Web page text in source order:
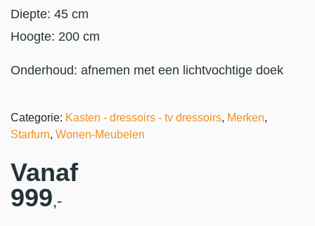
Diepte: 45 cm
Hoogte: 200 cm
Onderhoud: afnemen met een lichtvochtige doek
Categorie: Kasten - dressoirs - tv dressoirs, Merken,
Starfurn, Wonen-Meubelen
Vanaf
999,-